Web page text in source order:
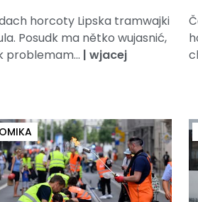
horcoty Lipska tramwajki
Posudk ma nětko wujasnić,
problemam... | wjacej